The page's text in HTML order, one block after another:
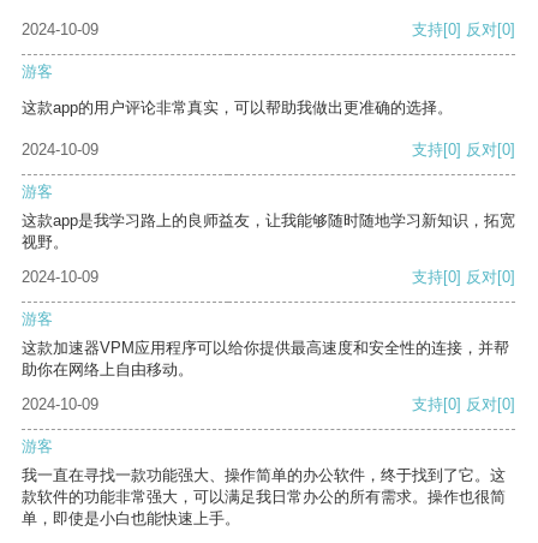
2024-10-09 支持[0] 反对[0]
游客
这款app的用户评论非常真实，可以帮助我做出更准确的选择。
2024-10-09 支持[0] 反对[0]
游客
这款app是我学习路上的良师益友，让我能够随时随地学习新知识，拓宽
视野。
2024-10-09
支持[0] 反对[0]
游客
这款加速器VPM应用程序可以给你提供最高速度和安全性的连接，并帮
助你在网络上自由移动。
2024-10-09
支持[0] 反对[0]
游客
我一直在寻找一款功能强大、操作简单的办公软件，终于找到了它。这
款软件的功能非常强大，可以满足我日常办公的所有需求。操作也很简
单，即使是小白也能快速上手。